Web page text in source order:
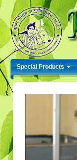
Special Products